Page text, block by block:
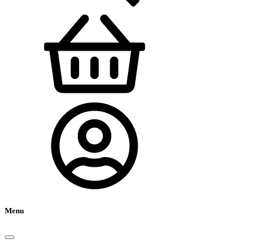
Menu